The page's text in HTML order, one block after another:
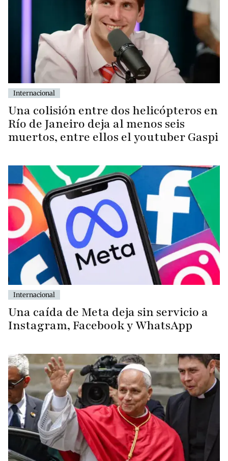
Internacional
Una colisión entre dos helicópteros en
Río de Janeiro deja al menos seis
muertos, entre ellos el youtuber Gaspi
Internacional
Una caída de Meta deja sin servicio a
Instagram, Facebook y WhatsApp